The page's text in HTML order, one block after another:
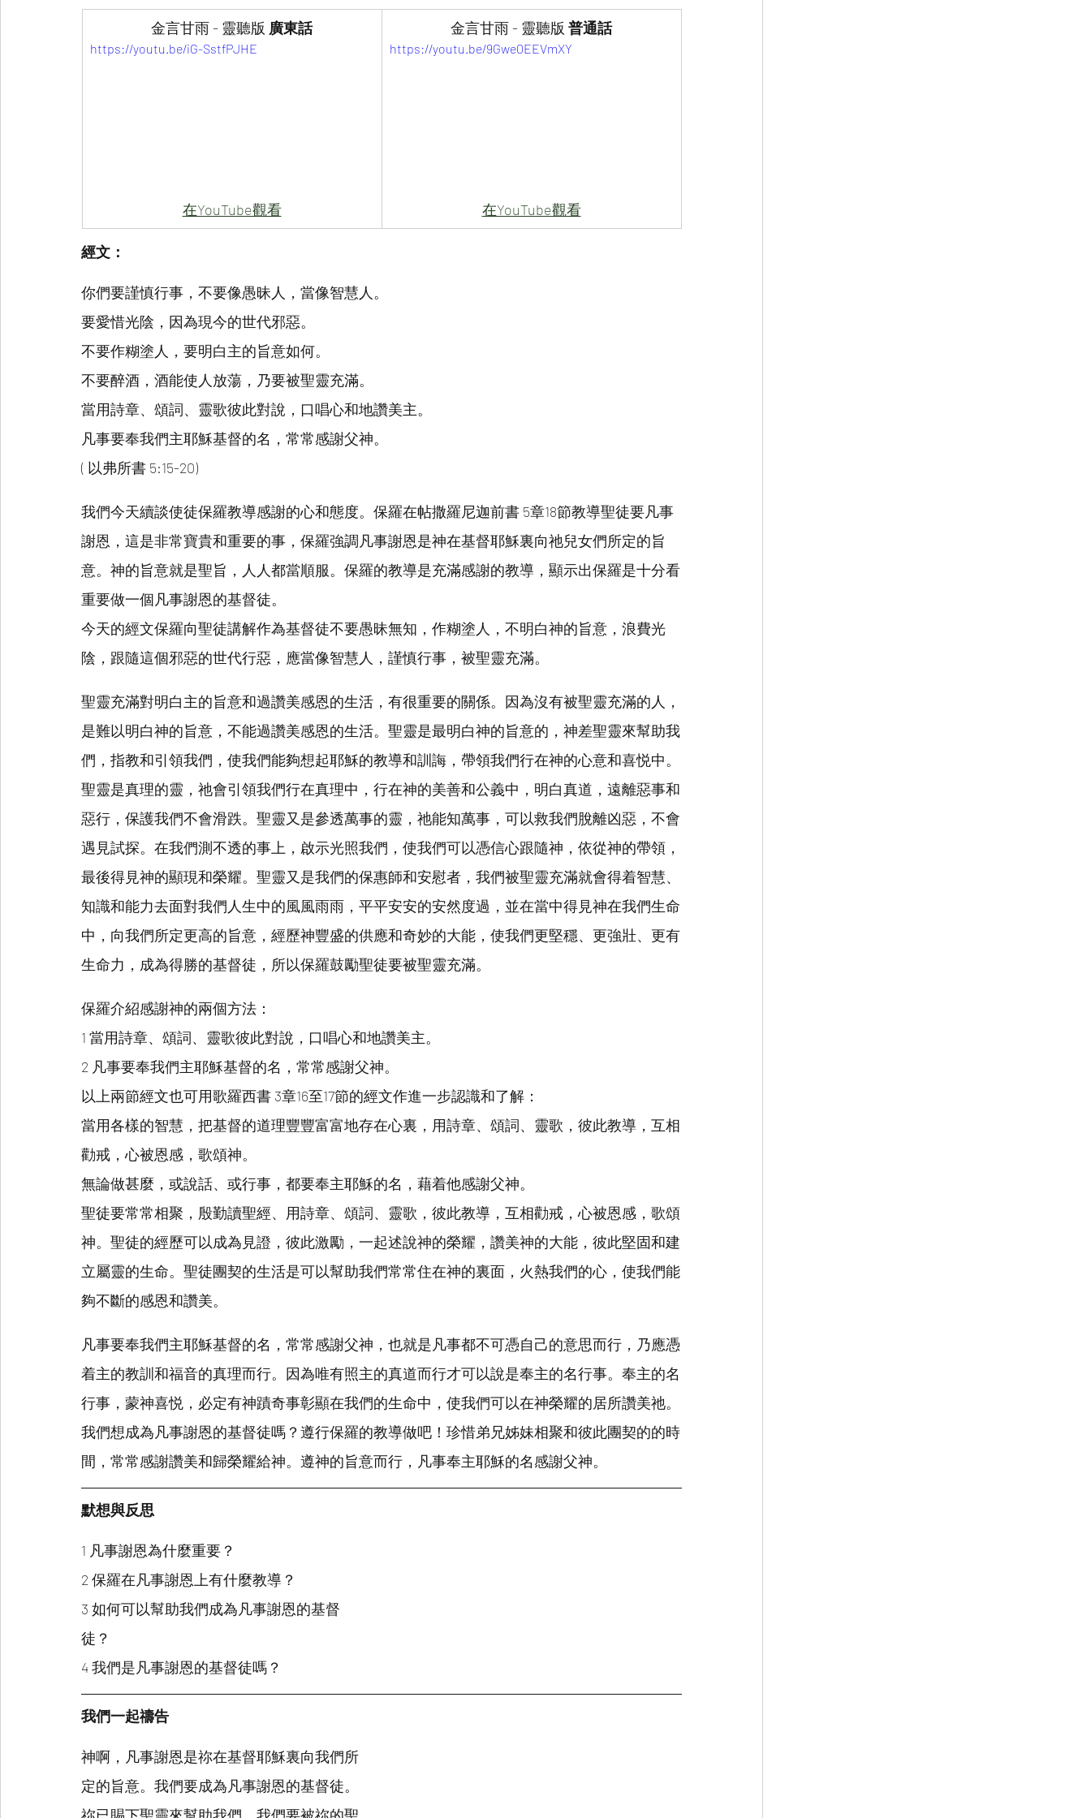
金言甘雨 - 靈聽版 廣東話
https://youtu.be/iG-SstfPJHE
在YouTube觀看
金言甘雨 - 靈聽版 普通話
https://youtu.be/9Gwe0EEVmXY
在YouTube觀看
經文：
你們要謹慎行事，不要像愚昧人，當像智慧人。
要愛惜光陰，因為現今的世代邪惡。
不要作糊塗人，要明白主的旨意如何。
不要醉酒，酒能使人放蕩，乃要被聖靈充滿。
當用詩章、頌詞、靈歌彼此對說，口唱心和地讚美主。
凡事要奉我們主耶穌基督的名，常常感謝父神。
( 以弗所書 5:15-20)
我們今天續談使徒保羅教導感謝的心和態度。保羅在帖撒羅尼迦前書 5章18節教導聖徒要凡事
謝恩，這是非常寶貴和重要的事，保羅強調凡事謝恩是神在基督耶穌裏向祂兒女們所定的旨
意。神的旨意就是聖旨，人人都當順服。保羅的教導是充滿感謝的教導，顯示出保羅是十分看
重要做一個凡事謝恩的基督徒。
今天的經文保羅向聖徒講解作為基督徒不要愚昧無知，作糊塗人，不明白神的旨意，浪費光
陰，跟隨這個邪惡的世代行惡，應當像智慧人，謹慎行事，被聖靈充滿。
聖靈充滿對明白主的旨意和過讚美感恩的生活，有很重要的關係。因為沒有被聖靈充滿的人，
是難以明白神的旨意，不能過讚美感恩的生活。聖靈是最明白神的旨意的，神差聖靈來幫助我
們，指教和引領我們，使我們能夠想起耶穌的教導和訓誨，帶領我們行在神的心意和喜悦中。
聖靈是真理的靈，祂會引領我們行在真理中，行在神的美善和公義中，明白真道，遠離惡事和
惡行，保護我們不會滑跌。聖靈又是參透萬事的靈，祂能知萬事，可以救我們脫離凶惡，不會
遇見試探。在我們測不透的事上，啟示光照我們，使我們可以憑信心跟隨神，依從神的帶領，
最後得見神的顯現和榮耀。聖靈又是我們的保惠師和安慰者，我們被聖靈充滿就會得着智慧、
知識和能力去面對我們人生中的風風雨雨，平平安安的安然度過，並在當中得見神在我們生命
中，向我們所定更高的旨意，經歷神豐盛的供應和奇妙的大能，使我們更堅穩、更強壯、更有
生命力，成為得勝的基督徒，所以保羅鼓勵聖徒要被聖靈充滿。
保羅介紹感謝神的兩個方法：
1 當用詩章、頌詞、靈歌彼此對說，口唱心和地讚美主。
2 凡事要奉我們主耶穌基督的名，常常感謝父神。
以上兩節經文也可用歌羅西書 3章16至17節的經文作進一步認識和了解：
當用各樣的智慧，把基督的道理豐豐富富地存在心裏，用詩章、頌詞、靈歌，彼此教導，互相
勸戒，心被恩感，歌頌神。
無論做甚麼，或說話、或行事，都要奉主耶穌的名，藉着他感謝父神。
聖徒要常常相聚，殷勤讀聖經、用詩章、頌詞、靈歌，彼此教導，互相勸戒，心被恩感，歌頌
神。聖徒的經歷可以成為見證，彼此激勵，一起述說神的榮耀，讚美神的大能，彼此堅固和建
立屬靈的生命。聖徒團契的生活是可以幫助我們常常住在神的裏面，火熱我們的心，使我們能
夠不斷的感恩和讚美。
凡事要奉我們主耶穌基督的名，常常感謝父神，也就是凡事都不可憑自己的意思而行，乃應憑
着主的教訓和福音的真理而行。因為唯有照主的真道而行才可以說是奉主的名行事。奉主的名
行事，蒙神喜悦，必定有神蹟奇事彰顯在我們的生命中，使我們可以在神榮耀的居所讚美祂。
我們想成為凡事謝恩的基督徒嗎？遵行保羅的教導做吧！珍惜弟兄姊妹相聚和彼此團契的的時
間，常常感謝讚美和歸榮耀給神。遵神的旨意而行，凡事奉主耶穌的名感謝父神。
默想與反思
1 凡事謝恩為什麼重要？
2 保羅在凡事謝恩上有什麼教導？
3 如何可以幫助我們成為凡事謝恩的基督
徒？
4 我們是凡事謝恩的基督徒嗎？
我們一起禱告
神啊，凡事謝恩是祢在基督耶穌裏向我們所
定的旨意。我們要成為凡事謝恩的基督徒。